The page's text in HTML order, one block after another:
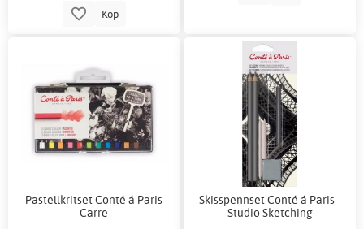
Köp
Pastellkritset Conté á Paris
Carre
Skisspennset Conté á Paris -
Studio Sketching